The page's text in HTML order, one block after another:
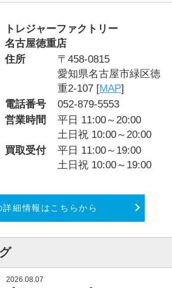
トレジャーファクトリー
名古屋徳重店
住所
〒458-0815
愛知県名古屋市緑区徳
重2-107 [MAP]
電話番号
052-879-5553
営業時間
平日 11:00～20:00
土日祝 10:00～20:00
買取受付
平日 11:00～19:00
土日祝 10:00～19:00
詳細情報はこちらから
2026.08.07